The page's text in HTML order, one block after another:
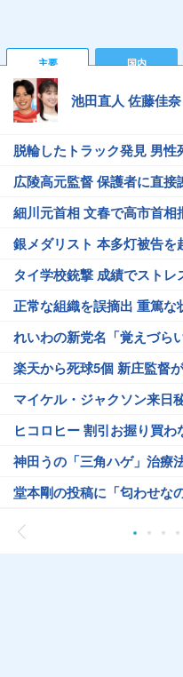
主要 国内
池田直人 佐藤佳
脱輪したトラック発見 男性
広陵高元監督 保護者に直接
細川元首相 文春で高市首相
銀メダリスト 本多灯被告を
タイ学校銃撃 成績でストレ
正常な組織を誤摘出 重篤な
れいわの新党名「覚えづら
楽天から死球5個 新庄監督
マイケル・ジャクソン来日
ヒコロヒー 割引お握り買わ
神田うの「三角ハゲ」治療
堂本剛の投稿に「匂わせな